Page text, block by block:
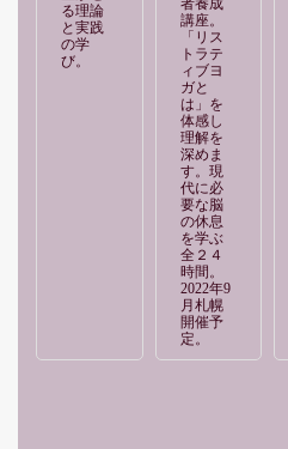
る理論
と実践
の学
び。
者養成
講座。
「リス
トラテ
ィブヨ
ガと
は」を
体感し
理解を
深めま
す。現
代に必
要な脳
の休息
を学ぶ
全２４
時間。
2022年9
月札幌
開催予
定。